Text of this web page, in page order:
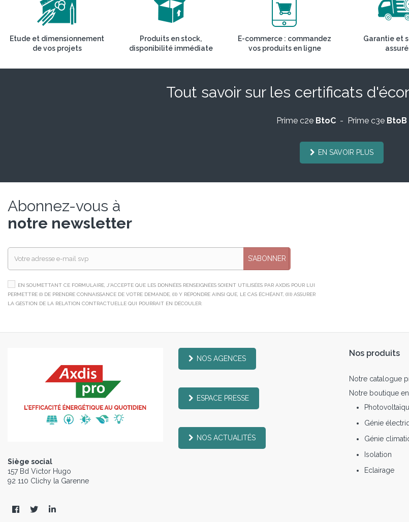
Etude et dimensionnement
de vos projets
Produits en stock,
disponibilité immédiate
E-commerce : commandez
vos produits en ligne
Garantie et
Tout savoir sur les certificats
Prime c2e BtoC- Prime c3e BtoB
EN SAVOIR PLUS
Abonnez-vous à
notre newsletter
S’ABONNER
EN SOUMETTANT CE FORMULAIRE, J'ACCEPTE QUE LES DONNÉES RENSEIGNÉES SOIENT UTILISÉES PAR AXDIS POUR LUI
PERMETTRE (I) DE PRENDRE CONNAISSANCE DE VOTRE DEMANDE, (II) Y RÉPONDRE AINSI QUE, LE CAS ÉCHÉANT, (III) ASSURER
LA GESTION DE LA RELATION CONTRACTUELLE QUI POURRAIT EN DÉCOULER.
Siège social
157 Bd Victor Hugo
92 110 Clichy la Garenne
NOS AGENCES
ESPACE PRESSE
NOS ACTUALITÉS
Nos produits
Notre catalogue
Notre boutique
Génie
Génie
Isolation
Eclairage